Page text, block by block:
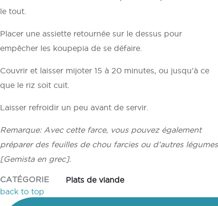
le tout.
Placer une assiette retournée sur le dessus pour
empêcher les koupepia de se défaire.
Couvrir et laisser mijoter 15 à 20 minutes, ou jusqu’à ce
que le riz soit cuit.
Laisser refroidir un peu avant de servir.
Remarque: Avec cette farce, vous pouvez également
préparer des feuilles de chou farcies ou d’autres légumes
[Gemista en grec].
CATÉGORIE
Plats de viande
back to top